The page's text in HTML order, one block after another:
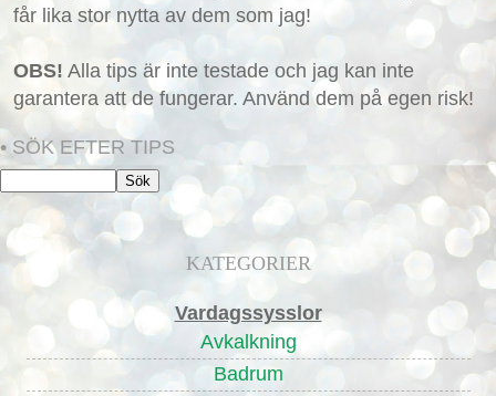
får lika stor nytta av dem som jag!
OBS! Alla tips är inte testade och jag kan inte
garantera att de fungerar. Använd dem på egen risk!
• SÖK EFTER TIPS
KATEGORIER
Vardagssysslor
Avkalkning
Badrum